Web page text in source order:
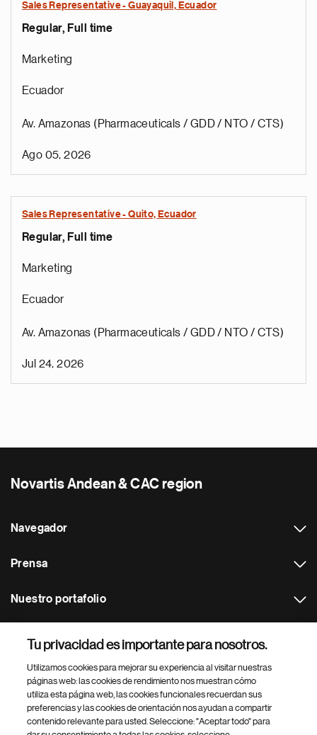
Sales Representative - Guayaquil, Ecuador
Regular, Full time
Marketing
Ecuador
Av. Amazonas (Pharmaceuticals / GDD / NTO / CTS)
Ago 05, 2026
Sales Representative - Quito, Ecuador
Regular, Full time
Marketing
Ecuador
Av. Amazonas (Pharmaceuticals / GDD / NTO / CTS)
Jul 24, 2026
Novartis Andean & CAC region
Navegador
Prensa
Nuestro portafolio
Footer Site Search
Tu privacidad es importante para nosotros.
Utilizamos cookies para mejorar su experiencia al visitar nuestras
páginas web: las cookies de rendimiento nos muestran cómo
utiliza esta página web, las cookies funcionales recuerdan sus
preferencias y las cookies de orientación nos ayudan a compartir
contenido relevante para usted. Seleccione: "Aceptar todo" para